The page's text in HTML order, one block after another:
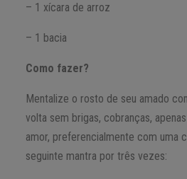
– 1 xícara de arroz
– 1 bacia
Como fazer?
Mentalize o rosto de seu amado
volta sem brigas, cobranças,
amor, preferencialmente com uma
seguinte mantra por três vezes: